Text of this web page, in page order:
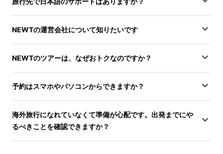
NEWTの運営会社について知りたいです
NEWTのツアーは、なぜおトクなのですか？
予約はスマホやパソコンからできますか？
海外旅行になれていなくて準備が心配です。出発までにや
るべきことを確認できますか？